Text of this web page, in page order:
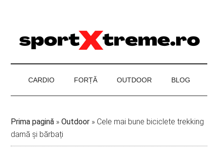
content
CARDIO FORȚĂ OUTDOOR BLOG
Prima pagină »Outdoor » Cele mai bune biciclete trekking
damă și bărbați